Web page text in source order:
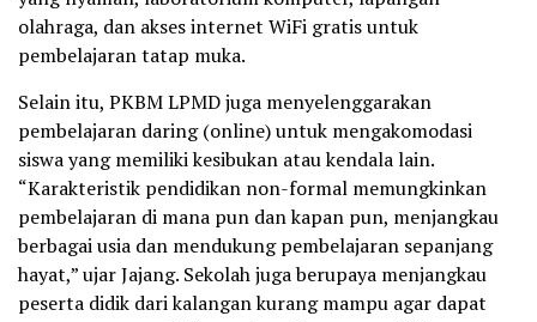
olahraga, dan akses internet WiFi gratis untuk
pembelajaran tatap muka.
Selain itu, PKBM LPMD juga menyelenggarakan
pembelajaran daring (online) untuk mengakomodasi
siswa yang memiliki kesibukan atau kendala lain.
“Karakteristik pendidikan non-formal memungkinkan
pembelajaran di mana pun dan kapan pun, menjangkau
berbagai usia dan mendukung pembelajaran sepanjang
hayat,” ujar Jajang. Sekolah juga berupaya menjangkau
peserta didik dari kalangan kurang mampu agar dapat